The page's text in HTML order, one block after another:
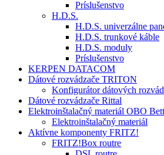
Príslušenstvo
H.D.S.
H.D.S. univerzálne
H.D.S. trunkové káble
H.D.S. moduly
Príslušenstvo
KERPEN DATACOM
Dátové rozvádzače TRITON
Konfigurátor dátových
Dátové rozvádzače Rittal
Elektroinštalačný materiál OBO
Elektroinštalačný materiál
Aktívne komponenty FRITZ!
FRITZ!Box routre